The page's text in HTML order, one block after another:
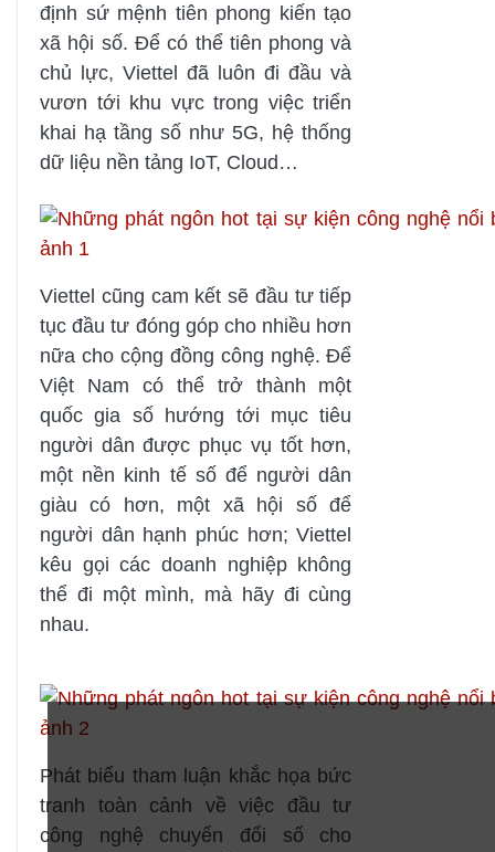
định sứ mệnh tiên phong kiến tạo
xã hội số. Để có thể tiên phong và
chủ lực, Viettel đã luôn đi đầu và
vươn tới khu vực trong việc triển
khai hạ tầng số như 5G, hệ thống
dữ liệu nền tảng IoT, Cloud…
Viettel cũng cam kết sẽ đầu tư tiếp
tục đầu tư đóng góp cho nhiều hơn
nữa cho cộng đồng công nghệ. Để
Việt Nam có thể trở thành một
quốc gia số hướng tới mục tiêu
người dân được phục vụ tốt hơn,
một nền kinh tế số để người dân
giàu có hơn, một xã hội số để
người dân hạnh phúc hơn; Viettel
kêu gọi các doanh nghiệp không
thể đi một mình, mà hãy đi cùng
nhau.
Phát biểu tham luận khắc họa bức
tranh toàn cảnh về việc đầu tư
công nghệ chuyển đổi số cho